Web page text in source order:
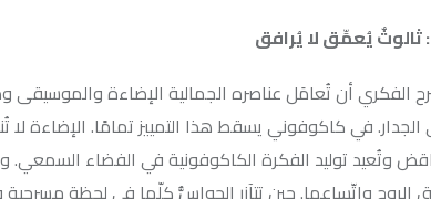
لا يُرافق
عناصره الجمالية الإضاءة والموسيقى وديناميكيات
يسقط هذا التمييز تمامًا. الإضاءة لا تُنير؛ هي
الفكرة الكاكوفونية في الفضاء السمعي. والمكانُ لا
حين تتآزر الحواسُّ كلّها في لحظةٍ مسرحية واحدة حين